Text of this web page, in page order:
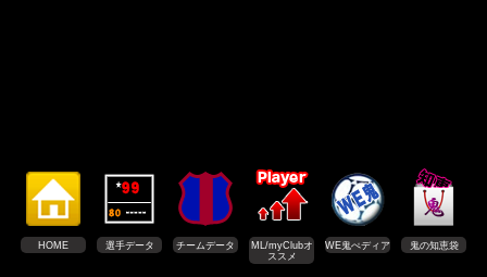
HOME 選手データ チームデータ
ML/myClubオ
ススメ
WE鬼ぺディア 鬼の知恵袋